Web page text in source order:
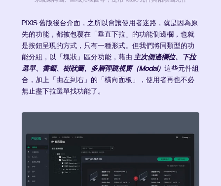
PIXIS 舊版後台介面，之所以會讓使用者迷路，就是因為原
先的功能，都被包覆在「垂直下拉」的功能側邊欄，也就
是按鈕呈現的方式，只有一種形式。但我們將同類型的功
能分組，以「塊狀」區分功能，藉由 主次側邊欄位、下拉
選單、書籤、樹狀圖、多層彈跳視窗（Modal） 這些元件組
合，加上「由左到右」的「橫向面板」，使用者再也不必
無止盡下拉選單找功能了。